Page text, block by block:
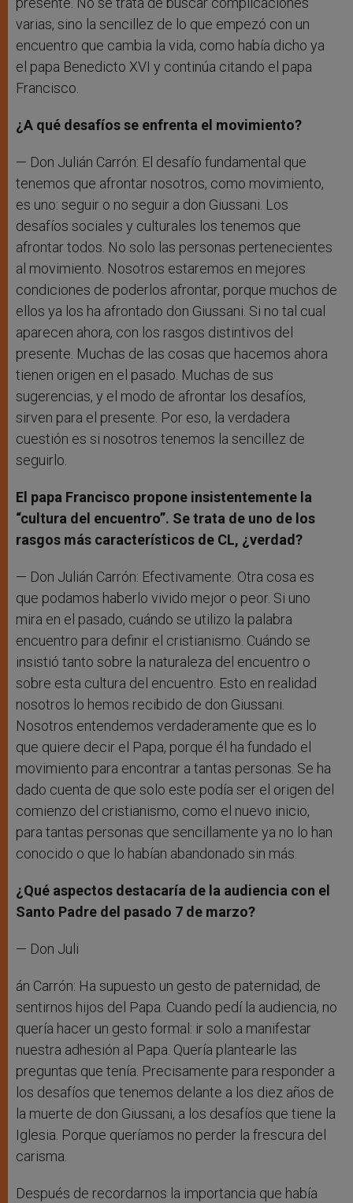
varias, sino la sencillez de lo que empezó con un
encuentro que cambia la vida, como había dicho ya
el papa Benedicto XVI y continúa citando el papa
Francisco.
¿A qué desafíos se enfrenta el movimiento?
— Don Julián Carrón: El desafío fundamental que
tenemos que afrontar nosotros, como movimiento,
es uno: seguir o no seguir a don Giussani. Los
desafíos sociales y culturales los tenemos que
afrontar todos. No solo las personas pertenecientes
al movimiento. Nosotros estaremos en mejores
condiciones de poderlos afrontar, porque muchos de
ellos ya los ha afrontado don Giussani. Si no tal cual
aparecen ahora, con los rasgos distintivos del
presente. Muchas de las cosas que hacemos ahora
tienen origen en el pasado. Muchas de sus
sugerencias, y el modo de afrontar los desafíos,
sirven para el presente. Por eso, la verdadera
cuestión es si nosotros tenemos la sencillez de
seguirlo.
El papa Francisco propone insistentemente la
“cultura del encuentro”. Se trata de uno de los
rasgos más característicos de CL, ¿verdad?
— Don Julián Carrón: Efectivamente. Otra cosa es
que podamos haberlo vivido mejor o peor. Si uno
mira en el pasado, cuándo se utilizo la palabra
encuentro para definir el cristianismo. Cuándo se
insistió tanto sobre la naturaleza del encuentro o
sobre esta cultura del encuentro. Esto en realidad
nosotros lo hemos recibido de don Giussani.
Nosotros entendemos verdaderamente que es lo
que quiere decir el Papa, porque él ha fundado el
movimiento para encontrar a tantas personas. Se ha
dado cuenta de que solo este podía ser el origen del
comienzo del cristianismo, como el nuevo inicio,
para tantas personas que sencillamente ya no lo han
conocido o que lo habían abandonado sin más.
¿Qué aspectos destacaría de la audiencia con el
Santo Padre del pasado 7 de marzo?
— Don Juli
án Carrón: Ha supuesto un gesto de paternidad, de
sentirnos hijos del Papa. Cuando pedí la audiencia, no
quería hacer un gesto formal: ir solo a manifestar
nuestra adhesión al Papa. Quería plantearle las
preguntas que tenía. Precisamente para responder a
los desafíos que tenemos delante a los diez años de
la muerte de don Giussani, a los desafíos que tiene la
Iglesia. Porque queríamos no perder la frescura del
carisma.
Después de recordarnos la importancia que había